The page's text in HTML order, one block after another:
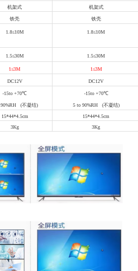
机架式 机架式
铁壳 铁壳
1.8≤10M 1.8≤10M
1.5≤30M 1.5≤30M
1≤3M 1≤3M
DC12V DC12V
-15to +70℃
90%RH (不凝结)
-15to +70℃
5 to 90%RH (不凝结)
15*44*4.5cm
15*44*4.5cm
3Kg 3Kg